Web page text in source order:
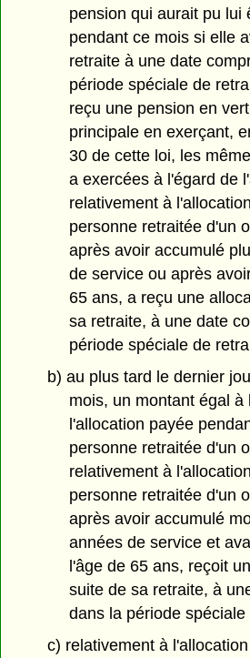
pension qui aurait pu lui
pendant ce mois si elle
retraite à une date
période spéciale de
reçu une pension en
principale en exerçant,
30 de cette loi, les
a exercées à l'égard de
relativement à
personne retraitée d'un
après avoir accumulé
de service ou après
65 ans, a reçu une
sa retraite, à une date
période spéciale de
b) au plus tard le dernier
mois, un montant égal à
l'allocation payée
personne retraitée d'un
relativement à
personne retraitée d'un
après avoir accumulé
années de service et
l'âge de 65 ans, reçoit
suite de sa retraite, à
dans la période spéciale
c) relativement à